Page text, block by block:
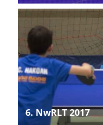
6. NwRLT 2017